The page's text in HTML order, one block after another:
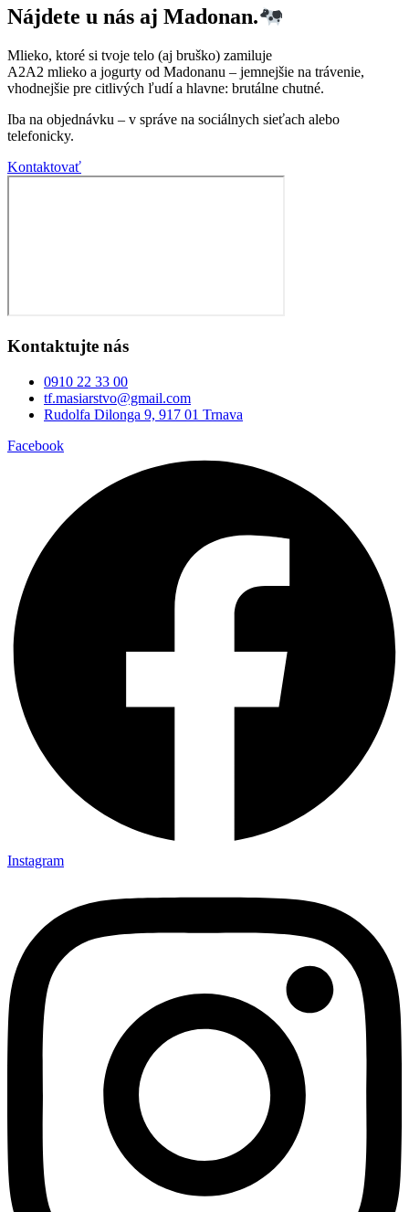
Nájdete u nás aj Madonan.
Mlieko, ktoré si tvoje telo (aj bruško) zamiluje
A2A2 mlieko a jogurty od Madonanu – jemnejšie na trávenie,
vhodnejšie pre citlivých ľudí a hlavne: brutálne chutné.
Iba na objednávku – v správe na sociálnych sieťach alebo
telefonicky.
Kontaktovať
Kontaktujte nás
0910 22 33 00
tf.masiarstvo@gmail.com
Rudolfa Dilonga 9, 917 01 Trnava
Facebook
Instagram